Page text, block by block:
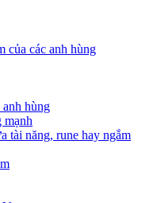
của các anh hùng
anh hùng
mạnh
tài năng, rune hay ngắm